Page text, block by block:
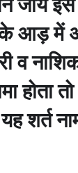
जायें
के आड़ में
व
होता
शर्त